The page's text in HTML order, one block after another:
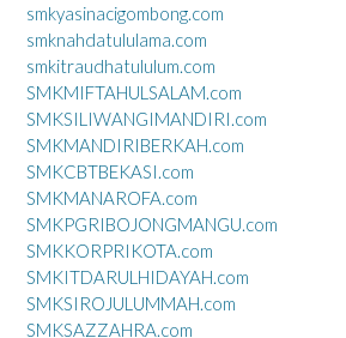
smkyasinacigombong.com
smknahdatululama.com
smkitraudhatululum.com
SMKMIFTAHULSALAM.com
SMKSILIWANGIMANDIRI.com
SMKMANDIRIBERKAH.com
SMKCBTBEKASI.com
SMKMANAROFA.com
SMKPGRIBOJONGMANGU.com
SMKKORPRIKOTA.com
SMKITDARULHIDAYAH.com
SMKSIROJULUMMAH.com
SMKSAZZAHRA.com